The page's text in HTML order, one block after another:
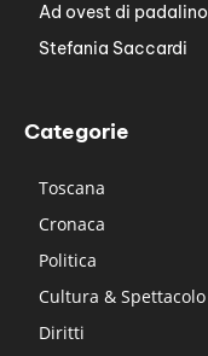
Ad ovest di padalino
Stefania Saccardi
Categorie
Toscana
Cronaca
Politica
Cultura & Spettacolo
Diritti